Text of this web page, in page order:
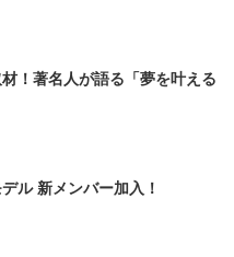
！著名人が語る「夢を叶える
ル 新メンバー加入！